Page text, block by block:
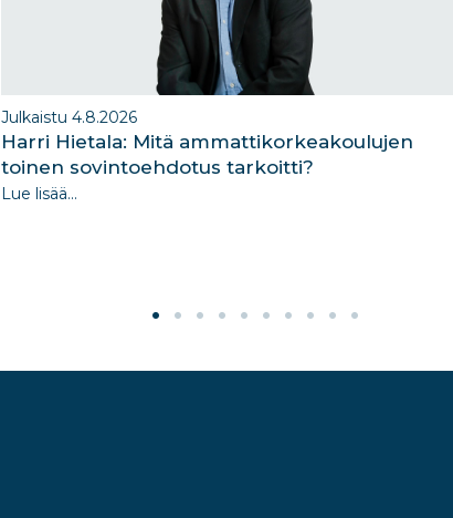
Julkaistu 4.8.2026
Harri Hietala: Mitä ammattikorkeakoulujen
toinen sovintoehdotus tarkoitti?
Lue lisää...